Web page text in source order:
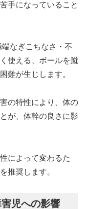
手になっていること
なぎこちなさ・不
使える、ボールを蹴
難が生じします。
の特性により、体の
が、体幹の良さに影
によって変わるた
推奨します。
児への影響